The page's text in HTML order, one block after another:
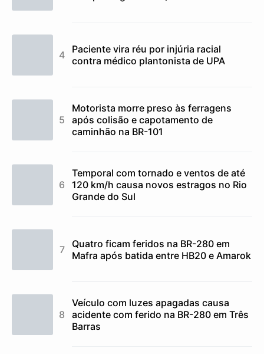
Paciente vira réu por injúria racial
contra médico plantonista de UPA
Motorista morre preso às ferragens
após colisão e capotamento de
caminhão na BR-101
Temporal com tornado e ventos de até
120 km/h causa novos estragos no Rio
Grande do Sul
Quatro ficam feridos na BR-280 em
Mafra após batida entre HB20 e Amarok
Veículo com luzes apagadas causa
acidente com ferido na BR-280 em Três
Barras